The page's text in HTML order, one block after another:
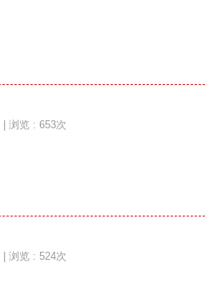
| 浏览 : 653次
| 浏览 : 524次